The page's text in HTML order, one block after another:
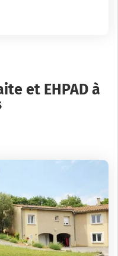
et EHPAD à